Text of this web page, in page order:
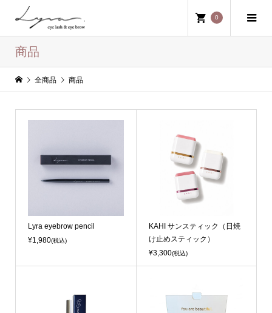
0
商品
全商品 商品
Lyra eyebrow pencil
¥1,980(税込)
KAHI サンスティック（日焼
け止めスティック）
¥3,300(税込)